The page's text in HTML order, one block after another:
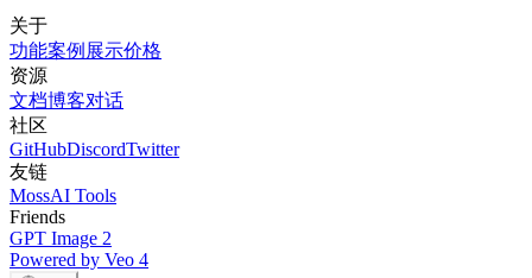
关于
功能案例展示价格
资源
文档博客对话
社区
GitHubDiscordTwitter
友链
MossAI Tools
Friends
GPT Image 2
Powered by Veo 4